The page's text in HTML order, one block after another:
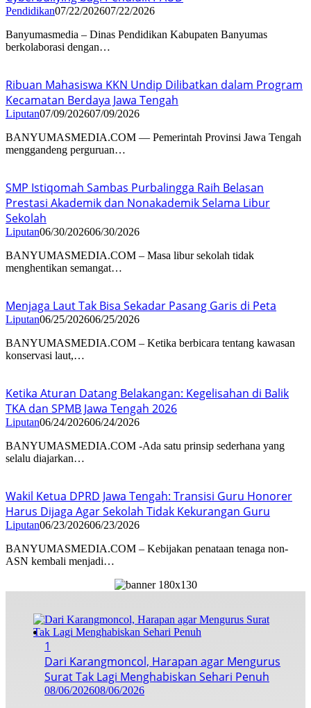
Pendidikan07/22/202607/22/2026
Banyumasmedia – Dinas Pendidikan Kabupaten Banyumas
berkolaborasi dengan…
Ribuan Mahasiswa KKN Undip Dilibatkan dalam Program
Kecamatan Berdaya Jawa Tengah
Liputan07/09/202607/09/2026
BANYUMASMEDIA.COM — Pemerintah Provinsi Jawa Tengah
menggandeng perguruan…
SMP Istiqomah Sambas Purbalingga Raih Belasan
Prestasi Akademik dan Nonakademik Selama Libur
Sekolah
Liputan06/30/202606/30/2026
BANYUMASMEDIA.COM – Masa libur sekolah tidak
menghentikan semangat…
Menjaga Laut Tak Bisa Sekadar Pasang Garis di Peta
Liputan06/25/202606/25/2026
BANYUMASMEDIA.COM – Ketika berbicara tentang kawasan
konservasi laut,…
Ketika Aturan Datang Belakangan: Kegelisahan di Balik
TKA dan SPMB Jawa Tengah 2026
Liputan06/24/202606/24/2026
BANYUMASMEDIA.COM -Ada satu prinsip sederhana yang
selalu diajarkan…
Wakil Ketua DPRD Jawa Tengah: Transisi Guru Honorer
Harus Dijaga Agar Sekolah Tidak Kekurangan Guru
Liputan06/23/202606/23/2026
BANYUMASMEDIA.COM – Kebijakan penataan tenaga non-
ASN kembali menjadi…
1
Dari Karangmoncol, Harapan agar Mengurus
Surat Tak Lagi Menghabiskan Sehari Penuh
08/06/202608/06/2026